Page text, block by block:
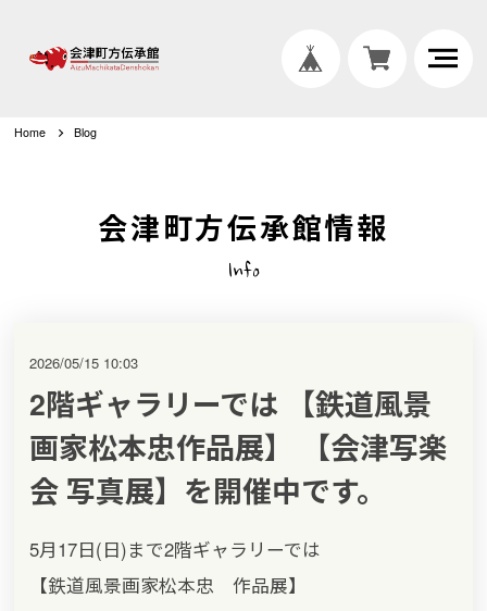
Home Blog
会津町方伝承館情報
Info
2階ギャラリーでは 【鉄道風景
画家松本忠作品展】 【会津写楽
会 写真展】を開催中です。
2026/05/15 10:03
5月17日(日)まで2階ギャラリーでは
【鉄道風景画家松本忠 作品展】